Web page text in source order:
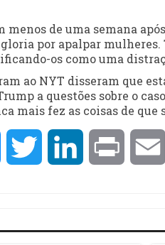
menos de uma semana
por apalpar
os como uma
ao NYT disseram que
a questões sobre o
mais fez as coisas de que
MessengerTwitter LinkedInPrint